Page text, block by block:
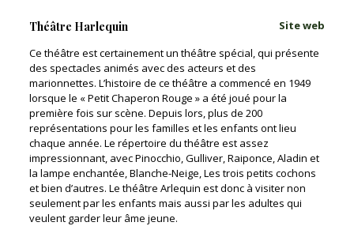
Théâtre Harlequin
Site web
Ce théâtre est certainement un théâtre spécial, qui présente
des spectacles animés avec des acteurs et des
marionnettes. L’histoire de ce théâtre a commencé en 1949
lorsque le « Petit Chaperon Rouge » a été joué pour la
première fois sur scène. Depuis lors, plus de 200
représentations pour les familles et les enfants ont lieu
chaque année. Le répertoire du théâtre est assez
impressionnant, avec Pinocchio, Gulliver, Raiponce, Aladin et
la lampe enchantée, Blanche-Neige, Les trois petits cochons
et bien d’autres. Le théâtre Arlequin est donc à visiter non
seulement par les enfants mais aussi par les adultes qui
veulent garder leur âme jeune.